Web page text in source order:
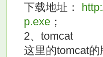
下载地址：
p.exe；
2、tomcat
这里的tomcat